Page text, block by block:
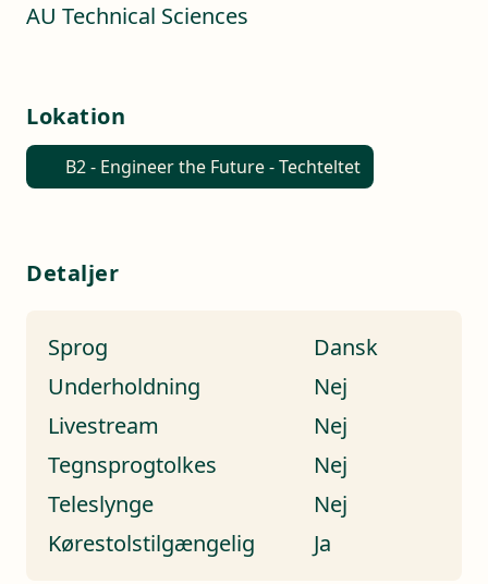
AU Technical Sciences
Lokation
B2 - Engineer the Future - Techteltet
Detaljer
Sprog
Dansk
Underholdning
Nej
Livestream
Nej
Tegnsprogtolkes
Nej
Teleslynge
Nej
Kørestolstilgængelig
Ja